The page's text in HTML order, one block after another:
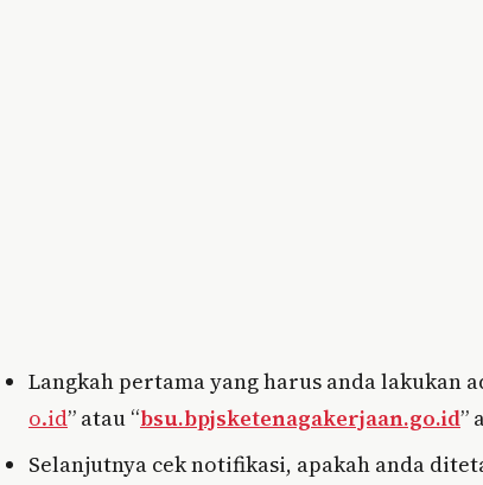
Langkah pertama yang harus anda lakukan
o.id” atau “bsu.bpjsketenagakerjaan.go.id”
Selanjutnya cek notifikasi, apakah anda